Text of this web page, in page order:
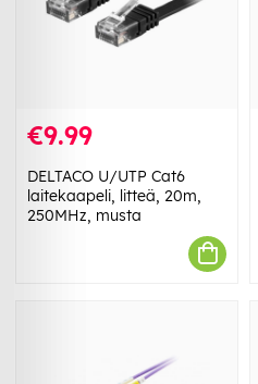
€9.99
DELTACO U/UTP Cat6
laitekaapeli, litteä, 20m,
250MHz, musta